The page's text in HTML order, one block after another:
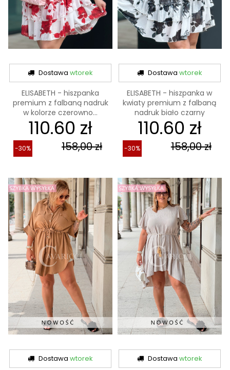
Dostawawtorek
ELISABETH - hiszpanka
premium z falbaną nadruk
w kolorze czerowno...
110.60 zł
158,00 zł
-30%
Dostawa wtorek
ELISABETH - hiszpanka w
kwiaty premium z falbaną
nadruk biało czarny
110.60 zł
158,00 zł
-30%
Dostawawtorek Dostawa wtorek